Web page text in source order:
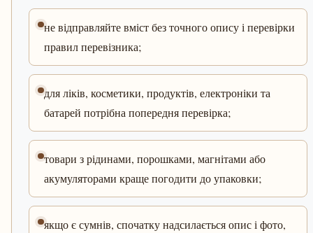
не відправляйте вміст без точного опису і перевірки
правил перевізника;
для ліків, косметики, продуктів, електроніки та
батарей потрібна попередня перевірка;
товари з рідинами, порошками, магнітами або
акумуляторами краще погодити до упаковки;
якщо є сумнів, спочатку надсилається опис і фото,